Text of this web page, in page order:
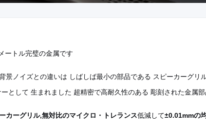
ートル完璧の金属です
景ノイズとの違いは しばしば最小の部品である スピーカーグリ
として 生まれました 超精密で高耐久性のある 彫刻された金属
カーグリル,無対比のマイクロ・トレランス低減して±0.01mmの